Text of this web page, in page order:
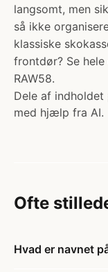
langsomt, men
så ikke
klassiske
frontdør? Se
RAW58.
Dele af
med hjælp fra AI.
Ofte
Hvad er navnet